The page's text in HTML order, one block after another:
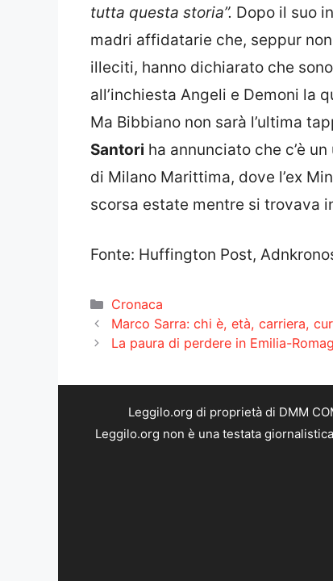
tutta questa storia”. Dopo il suo
madri affidatarie che, seppur
illeciti, hanno dichiarato che
all’inchiesta Angeli e Demoni la
Ma Bibbiano non sarà l’ultima
Santori ha annunciato che c’è
di Milano Marittima, dove l’ex
scorsa estate mentre si trovava
Fonte: Huffington Post,
Categorie
Cronaca
Marco Sarra: chi è, età, carriera,
La paura di perdere in Emilia-
Leggilo.org di proprietà di DMM
Leggilo.org non è una testata